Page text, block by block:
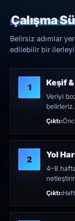
Çalışma
Belirsiz adımlar
edilebilir bir
1 Keşif
Veriyi
belirleriz.
Çıktı:
2 Yol
4–8
Çıktı: